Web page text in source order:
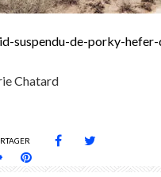
suspendu-de-porky-
Chatard